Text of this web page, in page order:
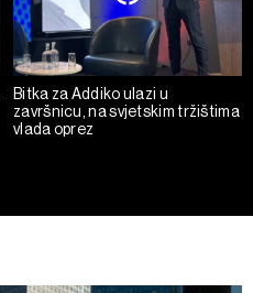
Bitka za Addiko ulazi u
završnicu, na svjetskim tržištima
vlada oprez